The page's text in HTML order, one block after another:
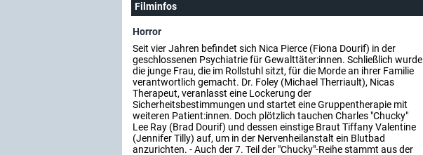
Filminfos
Horror
Seit vier Jahren befindet sich Nica Pierce (Fiona Dourif) in der
geschlossenen Psychiatrie für Gewalttäter:innen. Schließlich wurde
die junge Frau, die im Rollstuhl sitzt, für die Morde an ihrer Familie
verantwortlich gemacht. Dr. Foley (Michael Therriault), Nicas
Therapeut, veranlasst eine Lockerung der
Sicherheitsbestimmungen und startet eine Gruppentherapie mit
weiteren Patient:innen. Doch plötzlich tauchen Charles "Chucky"
Lee Ray (Brad Dourif) und dessen einstige Braut Tiffany Valentine
(Jennifer Tilly) auf, um in der Nervenheilanstalt ein Blutbad
anzurichten. - Auch der 7. Teil der "Chucky"-Reihe stammt aus der